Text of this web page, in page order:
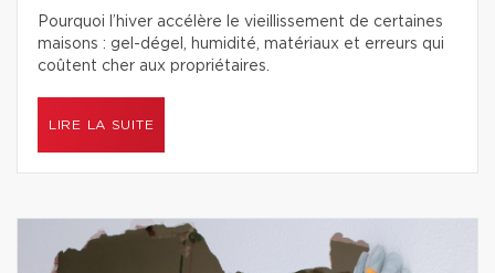
Pourquoi l’hiver accélère le vieillissement de certaines
maisons : gel-dégel, humidité, matériaux et erreurs qui
coûtent cher aux propriétaires.
LIRE LA SUITE